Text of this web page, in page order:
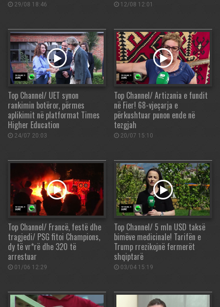
29/08 18:46 12/08 12:01
Top Channel/ UET synon
rankimin botëror, përmes
aplikimit në platformat Times
Higher Education
24/07 20:03
Top Channel/ Artizania e fundit
në Fier! 68-vjeçarja e
përkushtuar punon ende në
tezgjah
20/07 15:10
Top Channel/ Francë, festë dhe
tragjedi/ PSG fitoi Champions,
dy të vr*rë dhe 320 të
arrestuar
01/06 12:29
Top Channel/ 5 mln USD taksë
bimëve medicinale! Tarifën e
Trump rrezikojnë fermerët
shqiptarë
03/04 15:19